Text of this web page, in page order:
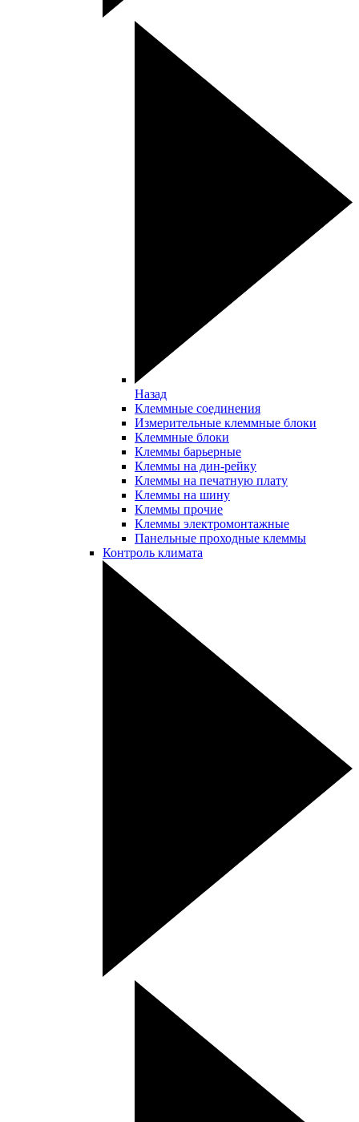
Назад
Клеммные соединения
Измерительные клеммные блоки
Клеммные блоки
Клеммы барьерные
Клеммы на дин-рейку
Клеммы на печатную плату
Клеммы на шину
Клеммы прочие
Клеммы электромонтажные
Панельные проходные клеммы
Контроль климата